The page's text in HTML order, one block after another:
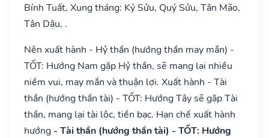
Bính Tuất, Xung tháng: Kỷ Sửu, Quý Sửu, Tân Mão,
Tân Dậu, .
Nên xuất hành - Hỷ thần (hướng thần may mắn) -
TỐT: Hướng Nam gặp Hỷ thần, sẽ mang lại nhiều
niềm vui, may mắn và thuận lợi. Xuất hành - Tài
thần (hướng thần tài) - TỐT: Hướng Tây sẽ gặp Tài
thần, mang lại tài lộc, tiền bạc. Hạn chế xuất hành
hướng - Tài thần (hướng thần tài) - TỐT: Hướng